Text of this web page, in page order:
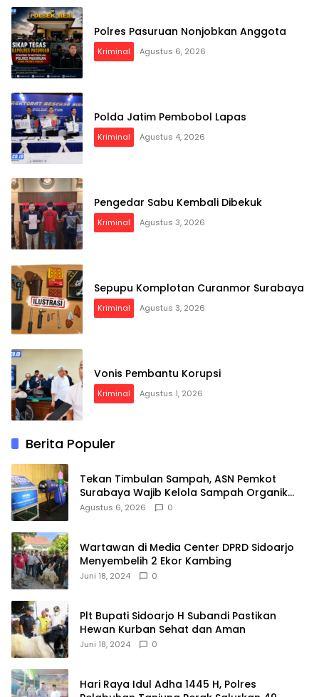
Polres Pasuruan Nonjobkan Anggota
Kriminal Agustus 6, 2026
Polda Jatim Pembobol Lapas
Kriminal Agustus 4, 2026
Pengedar Sabu Kembali Dibekuk
Kriminal Agustus 3, 2026
Sepupu Komplotan Curanmor Surabaya
Kriminal Agustus 3, 2026
Vonis Pembantu Korupsi
Kriminal Agustus 1, 2026
Berita Populer
Tekan Timbulan Sampah, ASN Pemkot
Surabaya Wajib Kelola Sampah Organik
dari Rumah
Agustus 6, 2026 0
Wartawan di Media Center DPRD Sidoarjo
Menyembelih 2 Ekor Kambing
Juni 18, 2024 0
Plt Bupati Sidoarjo H Subandi Pastikan
Hewan Kurban Sehat dan Aman
Juni 18, 2024 0
Hari Raya Idul Adha 1445 H, Polres